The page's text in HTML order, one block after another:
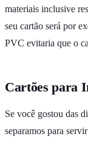
materiais inclusive
seu cartão será por
PVC evitaria que o
Cartões para
Se você gostou das
separamos para